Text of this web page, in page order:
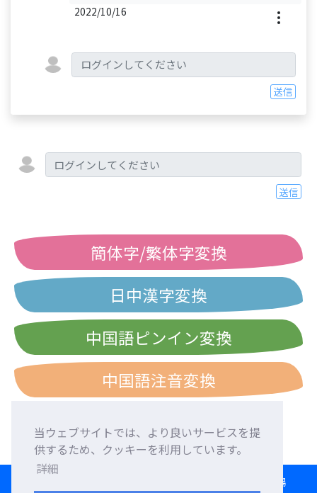
当ウェブサイトでは、より良いサービスを提
供するため、クッキーを利用しています。
詳細
2022/10/16
送信
送信
簡体字/繁体字変換
日中漢字変換
中国語ピンイン変換
中国語注音変換
交流広場